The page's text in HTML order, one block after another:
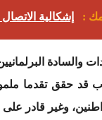
: إشكالية
والسادة
قد حقق تقدما
وغير قادر